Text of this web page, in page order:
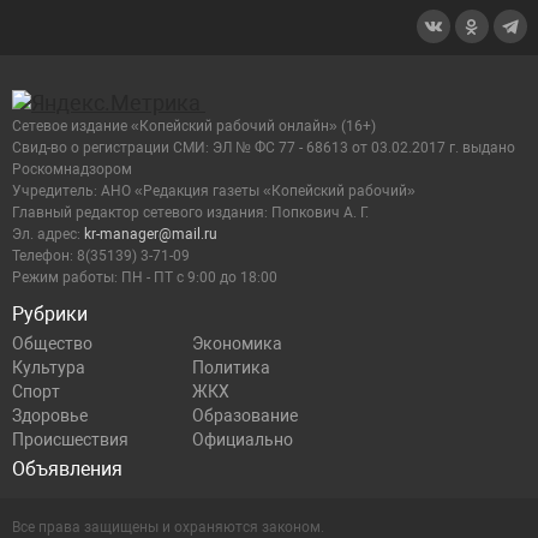
Рубрики
Общество
Экономика
Культура
Политика
Спорт
ЖКХ
Здоровье
Образование
Происшествия
Официально
Объявления
Сетевое издание «Копейский рабочий онлайн» (16+)
Cвид-во о регистрации СМИ: ЭЛ № ФС 77 - 68613 от 03.02.2017 г. выдано
Роскомнадзором
Учредитель: АНО «Редакция газеты «Копейский рабочий»
Главный редактор сетевого издания: Попкович А. Г.
Эл. адрес: kr-manager@mail.ru
Телефон: 8(35139) 3-71-09
Режим работы: ПН - ПТ с 9:00 до 18:00
Все права защищены и охраняются законом.